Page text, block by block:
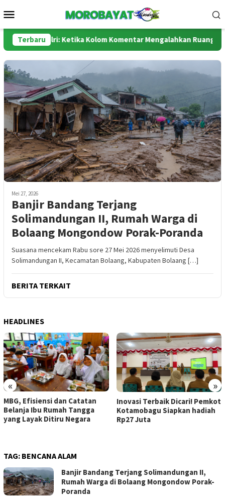
ke
Mobile
Terbaru
dan Polri: Ketika Kolom Komentar Mengalahkan Ruang Sidang
Mei 27, 2026
Banjir Bandang Terjang
Solimandungan II, Rumah Warga di
Bolaang Mongondow Porak-Poranda
Suasana mencekam Rabu sore 27 Mei 2026 menyelimuti Desa
Solimandungan II, Kecamatan Bolaang, Kabupaten Bolaang […]
BERITA TERKAIT
HEADLINES
« »
MBG, Efisiensi dan Catatan
Belanja Ibu Rumah Tangga
yang Layak Ditiru Negara
Inovasi Terbaik Dicari! Pemkot
Kotamobagu Siapkan hadiah
Rp27 Juta
TAG: BENCANA ALAM
Banjir Bandang Terjang Solimandungan II,
Rumah Warga di Bolaang Mongondow Porak-
Poranda